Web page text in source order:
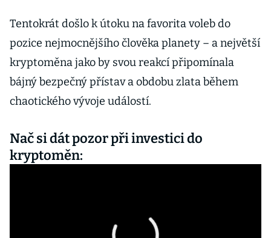
Tentokrát došlo k útoku na favorita voleb do
pozice nejmocnějšího člověka planety – a největší
kryptoměna jako by svou reakcí připomínala
bájný bezpečný přístav a obdobu zlata během
chaotického vývoje událostí.
Nač si dát pozor při investici do
kryptoměn: